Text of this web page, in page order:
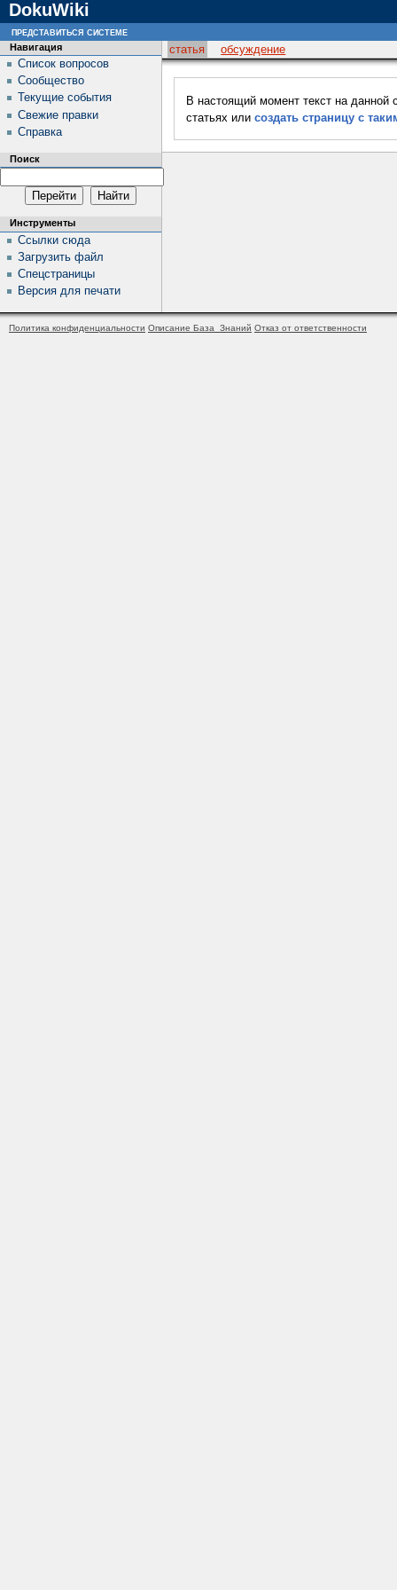
DokuWiki
статья обсуждение
В настоящий момент текст на данной
статьях или создать страницу с
Навигация
Список вопросов
Сообщество
Текущие события
Свежие правки
Справка
Поиск
Инструменты
Ссылки сюда
Загрузить файл
Спецстраницы
Версия для печати
представиться системе
Политика конфиденциальности Описание База_Знаний Отказ от ответственности